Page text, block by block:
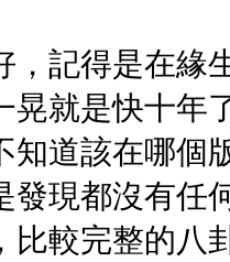
，記得是在緣
晃就是快十年
知道該在哪個
發現都沒有任
比較完整的八